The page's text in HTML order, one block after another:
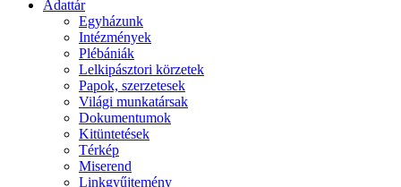
Adattár
Egyházunk
Intézmények
Plébániák
Lelkipásztori körzetek
Papok, szerzetesek
Világi munkatársak
Dokumentumok
Kitüntetések
Térkép
Miserend
Linkgyűjtemény